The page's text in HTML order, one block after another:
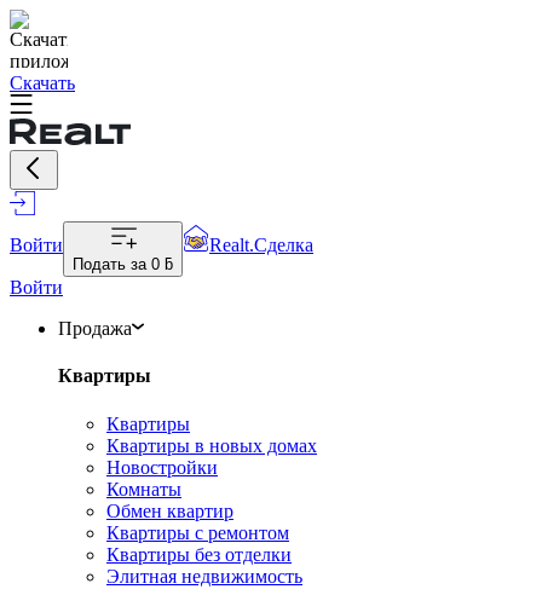
Скачать
Войти
Подать за 0 ƃ
Realt.Сделка
Войти
Продажа
Квартиры
Квартиры
Квартиры в новых домах
Новостройки
Комнаты
Обмен квартир
Квартиры с ремонтом
Квартиры без отделки
Элитная недвижимость